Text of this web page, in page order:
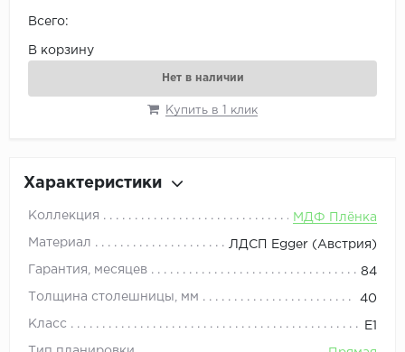
Всего:
В корзину
Нет в наличии
Купить в 1 клик
Характеристики
Коллекция МДФ Плёнка
Материал ЛДСП Egger (Австрия)
Гарантия, месяцев 84
Толщина столешницы, мм 40
Класс E1